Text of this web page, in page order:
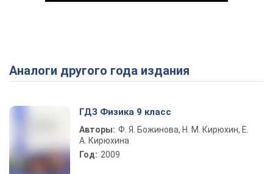
Play Video
Аналоги другого года издания
ГДЗ Физика 9 класс
Авторы: Ф. Я. Божинова, Н. М. Кирюхин, Е.
А. Кирюхина
Год: 2009